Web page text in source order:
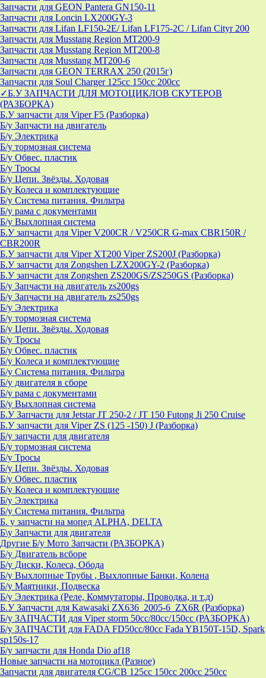
Запчасти для GEON Pantera GN150-11
Запчасти для Loncin LX200GY-3
Запчасти для Lifan LF150-2E/ Lifan LF175-2C / Lifan Cityr 200
Запчасти для Musstang Region MT200-9
Запчасти для Musstang Region MT200-8
Запчасти для Musstang MT200-6
Запчасти для GEON TERRAX 250 (2015г)
Запчасти для Soul Charger 125сс 150cc 200сс
✓Б.У ЗАПЧАСТИ ДЛЯ МОТОЦИКЛОВ СКУТЕРОВ
(РАЗБОРКА)
Б.У запчасти для Viper F5 (Разборка)
Б/у Запчасти на двигатель
Б/у Электрика
Б/у тормозная система
Б/у Обвес. пластик
Б/у Тросы
Б/у Цепи. Звёзды. Ходовая
Б/у Колеса и комплектующие
Б/у Система питания. Фильтра
Б/у рама с документами
Б/у Выхлопная система
Б.У запчасти для Viper V200CR / V250CR G-max CBR150R /
CBR200R
Б.У запчасти для Viper XT200 Viper ZS200J (Разборка)
Б.У запчасти для Zongshen LZX200GY-2 (Разборка)
Б.У запчасти для Zongshen ZS200GS/ZS250GS (Разборка)
Б/у Запчасти на двигатель zs200gs
Б/у Запчасти на двигатель zs250gs
Б/у Электрика
Б/у тормозная система
Б/у Цепи. Звёзды. Ходовая
Б/у Тросы
Б/у Обвес. пластик
Б/у Колеса и комплектующие
Б/у Система питания. Фильтра
Б/у двигателя в сборе
Б/у рама с документами
Б/у Выхлопная система
Б.У Запчасти для Jetstar JT 250-2 / JT 150 Futong Ji 250 Cruise
Б.У запчасти для Viper ZS (125 -150) J (Разборка)
Б/у запчасти для двигателя
Б/у тормозная система
Б/у Тросы
Б/у Цепи. Звёзды. Ходовая
Б/у Обвес. пластик
Б/у Колеса и комплектующие
Б/у Электрика
Б/у Система питания. Фильтра
Б. у запчасти на мопед ALPHA, DELTA
Б\у Запчасти для двигателя
Другие Б/у Мото Запчасти (РАЗБОРКА)
Б/у Двигатель всборе
Б/у Диски, Колеса, Обода
Б/у Выхлопные Трубы , Выхлопные Банки, Колена
Б/у Маятники, Подвеска
Б/у Электрика (Реле, Коммутаторы, Проводка, и т.д)
Б.У Запчасти для Kawasaki ZX636_2005-6_ZX6R (Разборка)
Б/у ЗАПЧАСТИ для Viper storm 50cc/80cc/150cc (РАЗБОРКА)
Б/у ЗАПЧАСТИ для FADA FD50cc/80cc Fada YB150T-15D, Spark
sp150s-17
Б/у запчасти для Honda Dio af18
Новые запчасти на мотоцикл (Разное)
Запчасти для двигателя CG/CB 125cc 150cc 200cc 250cc